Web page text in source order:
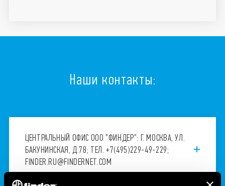
Наши контакты:
ЦЕНТРАЛЬНЫЙ ОФИС ООО "ФИНДЕР": Г. МОСКВА, УЛ.
БАКУНИНСКАЯ, Д.78; ТЕЛ. +7(495)229-49-229;
FINDER.RU@FINDERNET.COM